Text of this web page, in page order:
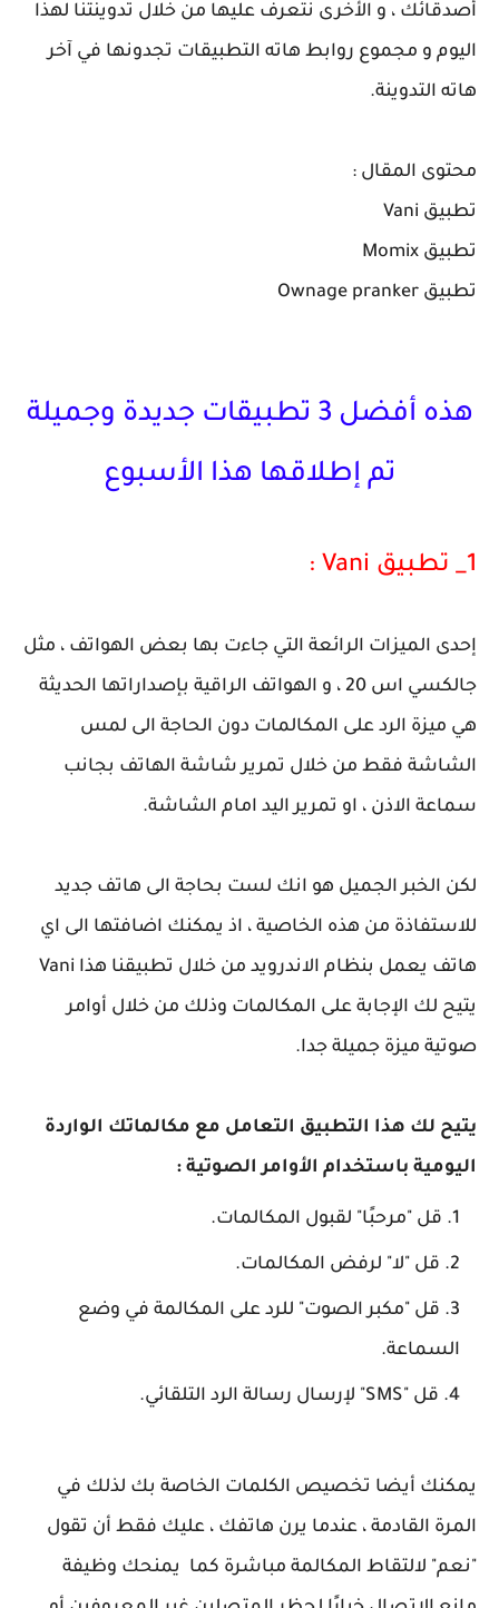
أصدقائك ، و الأخرى نتعرف عليها من خلال تدوينتنا لهذا
اليوم و مجموع روابط هاته التطبيقات تجدونها في آخر
هاته التدوينة.
محتوى المقال :
تطبيق Vani
تطبيق Momix
تطبيق Ownage pranker
هذه أفضل 3 تطبيقات جديدة وجميلة
تم إطلاقها هذا الأسبوع
1_ تطبيق Vani :
إحدى الميزات الرائعة التي جاءت بها بعض الهواتف ، مثل
جالكسي اس 20 ، و الهواتف الراقية بإصداراتها الحديثة
هي ميزة الرد على المكالمات دون الحاجة الى لمس
الشاشة فقط من خلال تمرير شاشة الهاتف بجانب
سماعة الاذن ، او تمرير اليد امام الشاشة.
لكن الخبر الجميل هو انك لست بحاجة الى هاتف جديد
للاستفاذة من هذه الخاصية ، اذ يمكنك اضافتها الى اي
هاتف يعمل بنظام الاندرويد من خلال تطبيقنا هذا Vani
يتيح لك الإجابة على المكالمات وذلك من خلال أوامر
صوتية ميزة جميلة جدا.
يتيح لك هذا التطبيق التعامل مع مكالماتك الواردة
اليومية باستخدام الأوامر الصوتية :
قل "مرحبًا" لقبول المكالمات.
قل "لا" لرفض المكالمات.
قل "مكبر الصوت" للرد على المكالمة في وضع
السماعة.
قل "SMS" لإرسال رسالة الرد التلقائي.
يمكنك أيضا تخصيص الكلمات الخاصة بك لذلك في
المرة القادمة ، عندما يرن هاتفك ، عليك فقط أن تقول
"نعم" لالتقاط المكالمة مباشرة كما يمنحك وظيفة